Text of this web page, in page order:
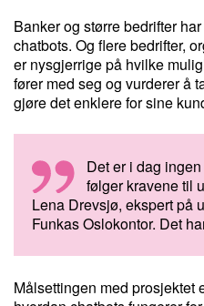
Banker og større bedrifter
chatbots. Og flere bedrifter,
er nysgjerrige på hvilke
fører med seg og vurderer å
gjøre det enklere for sine
Det er i dag
følger kravene til
Lena Drevsjø, ekspert på
Funkas Oslokontor. Det
Målsettingen med prosjektet